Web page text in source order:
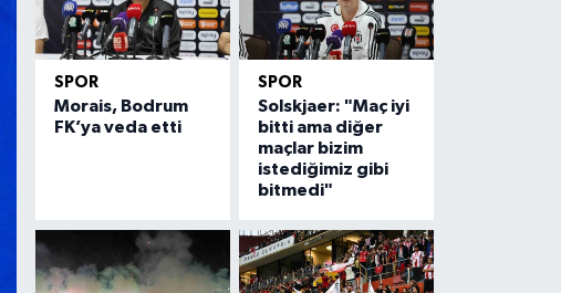
SPOR
Morais, Bodrum
FK’ya veda etti
SPOR
Solskjaer: "Maç iyi
bitti ama diğer
maçlar bizim
istediğimiz gibi
bitmedi"